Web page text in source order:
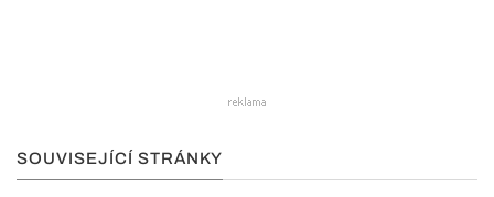
SOUVISEJÍCÍ STRÁNKY